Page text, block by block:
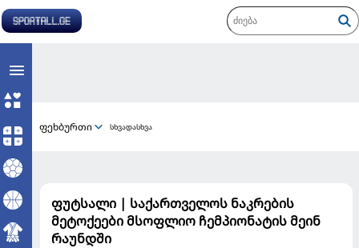
ფეხბურთი სხვადასხვა
ფუტსალი | საქართველოს ნაკრების
მეტოქეები მსოფლიო ჩემპიონატის მეინ
რაუნდში